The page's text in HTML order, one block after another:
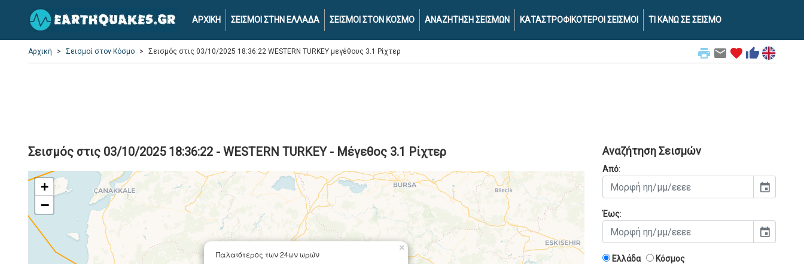
ΑΡΧΙΚΗ ΣΕΙΣΜΟΙ ΣΤΗΝ ΕΛΛΑΔΑ ΣΕΙΣΜΟΙ ΣΤΟΝ ΚΟΣΜΟ ΑΝΑΖΗΤΗΣΗ ΣΕΙΣΜΩΝ ΚΑΤΑΣΤΡΟΦΙΚΟΤΕΡΟΙ ΣΕΙΣΜΟΙ ΤΙ ΚΑΝΩ ΣΕ ΣΕΙΣΜΟ
print email favorite thumb_up
Αρχική Σεισμοί στον Κόσμο Σεισμός στις 03/10/2025 18:36:22 WESTERN TURKEY μεγέθους 3.1 Ρίχτερ
Σεισμός στις 03/10/2025 18:36:22 - WESTERN TURKEY - Μέγεθος 3.1 Ρίχτερ
Παλαιότερος των 24ων ωρών
×
+
−
Αναζήτηση Σεισμών
Από:
event
Έως:
event
Ελλάδα Κόσμος